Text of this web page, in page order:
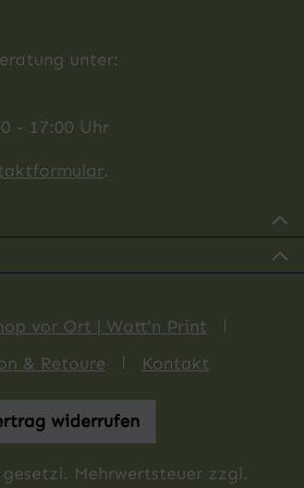
unter:
- 17:00 Uhr
.
vor Ort | Watt'n Print
& Retoure
Kontakt
widerrufen
Mehrwertsteuer zzgl.